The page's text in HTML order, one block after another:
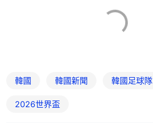
韓國 韓國新聞 韓國足球隊
2026世界盃